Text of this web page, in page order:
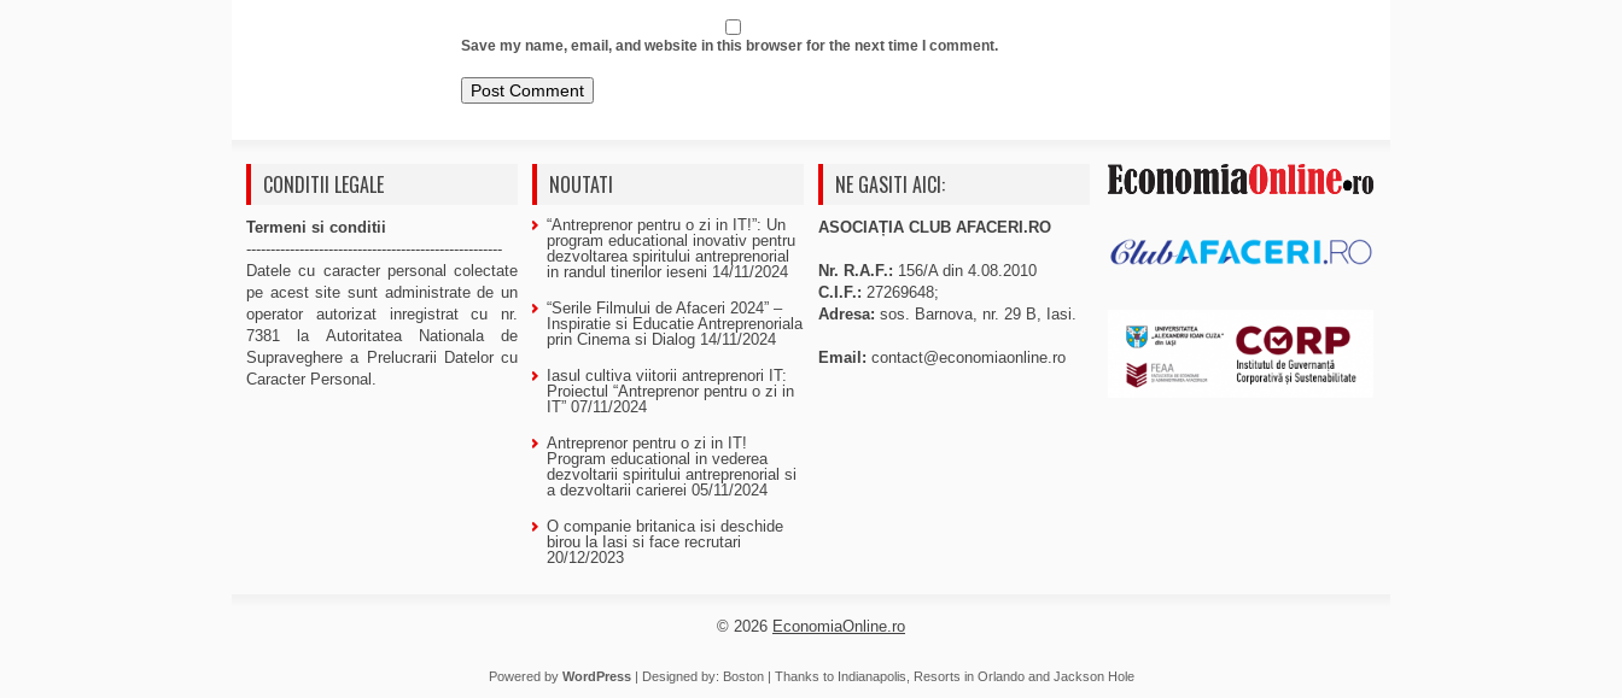
Save my name, email, and website in this browser for the next time I comment.
CONDITII LEGALE
Termeni si conditii
-----------------------------------------------------
Datele cu caracter personal colectate
pe acest site sunt administrate de un
operator autorizat inregistrat cu nr.
7381 la Autoritatea Nationala de
Supraveghere a Prelucrarii Datelor cu
Caracter Personal.
NOUTATI
“Antreprenor pentru o zi in IT!”: Un
program educational inovativ pentru
dezvoltarea spiritului antreprenorial
in randul tinerilor ieseni 14/11/2024
“Serile Filmului de Afaceri 2024” –
Inspiratie si Educatie Antreprenoriala
prin Cinema si Dialog 14/11/2024
Iasul cultiva viitorii antreprenori IT:
Proiectul “Antreprenor pentru o zi in
IT” 07/11/2024
Antreprenor pentru o zi in IT!
Program educational in vederea
dezvoltarii spiritului antreprenorial si
a dezvoltarii carierei 05/11/2024
O companie britanica isi deschide
birou la Iasi si face recrutari
20/12/2023
NE GASITI AICI:
ASOCIAȚIA CLUB AFACERI.RO
Nr. R.A.F.: 156/A din 4.08.2010
C.I.F.: 27269648;
Adresa: sos. Barnova, nr. 29 B, Iasi.
Email: contact@economiaonline.ro
© 2026 EconomiaOnline.ro
Powered by WordPress| Designed by: Boston| Thanks to Indianapolis Resorts in Orlandoand Jackson Hole